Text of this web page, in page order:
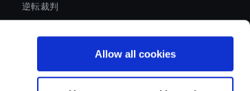
Allow all cookies
逆転裁判